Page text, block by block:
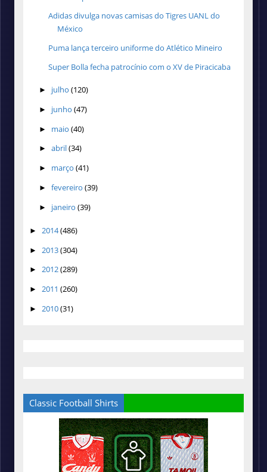
Adidas divulga novas camisas do Tigres UANL do
México
Puma lança terceiro uniforme do Atlético Mineiro
Super Bolla fecha patrocínio com o XV de Piracicaba
► julho (120)
► junho (47)
► maio (40)
► abril(34)
► março (41)
► fevereiro (39)
► janeiro (39)
► 2014(486)
► 2013(304)
► 2012(289)
► 2011 (260)
► 2010(31)
Classic Football Shirts